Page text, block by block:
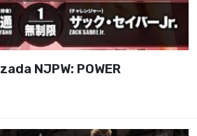
NJPW: POWER